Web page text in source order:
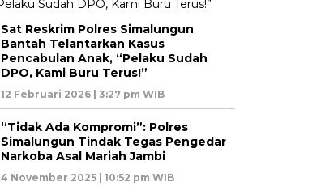
Sat Reskrim Polres Simalungun
Bantah Telantarkan Kasus
Pencabulan Anak, “Pelaku Sudah
DPO, Kami Buru Terus!”
12 Februari 2026 | 3:27 pm WIB
“Tidak Ada Kompromi”: Polres
Simalungun Tindak Tegas Pengedar
Narkoba Asal Mariah Jambi
4 November 2025 | 10:52 pm WIB